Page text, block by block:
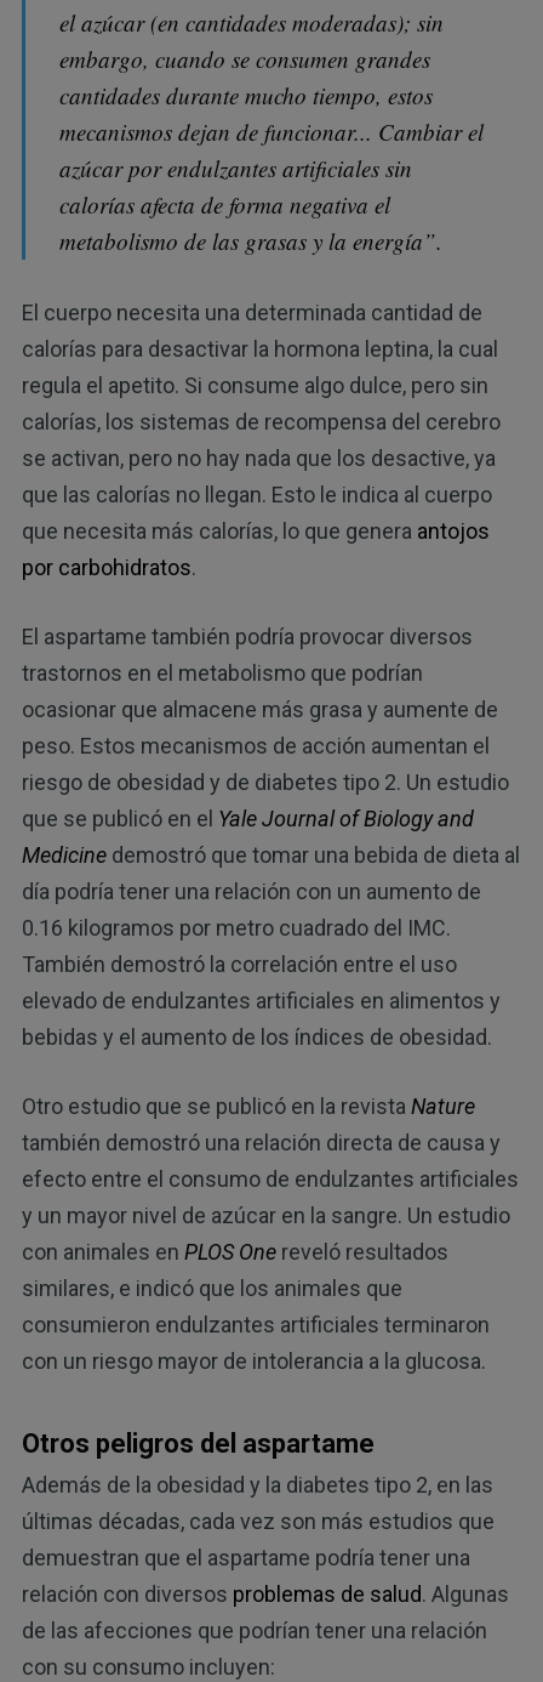
el azúcar (en cantidades moderadas); sin
embargo, cuando se consumen grandes
cantidades durante mucho tiempo, estos
mecanismos dejan de funcionar... Cambiar el
azúcar por endulzantes artificiales sin
calorías afecta de forma negativa el
metabolismo de las grasas y la energía”.
El cuerpo necesita una determinada cantidad de
calorías para desactivar la hormona leptina, la cual
regula el apetito. Si consume algo dulce, pero sin
calorías, los sistemas de recompensa del cerebro
se activan, pero no hay nada que los desactive, ya
que las calorías no llegan. Esto le indica al cuerpo
que necesita más calorías, lo que genera antojos
por carbohidratos.
El aspartame también podría provocar diversos
trastornos en el metabolismo que podrían
ocasionar que almacene más grasa y aumente de
peso. Estos mecanismos de acción aumentan el
riesgo de obesidad y de diabetes tipo 2. Un estudio
que se publicó en el Yale Journal of Biology and
Medicine demostró que tomar una bebida de dieta al
día podría tener una relación con un aumento de
0.16 kilogramos por metro cuadrado del IMC.
También demostró la correlación entre el uso
elevado de endulzantes artificiales en alimentos y
bebidas y el aumento de los índices de obesidad.
Otro estudio que se publicó en la revista Nature
también demostró una relación directa de causa y
efecto entre el consumo de endulzantes artificiales
y un mayor nivel de azúcar en la sangre. Un estudio
con animales en PLOS Onereveló resultados
similares, e indicó que los animales que
consumieron endulzantes artificiales terminaron
con un riesgo mayor de intolerancia a la glucosa.
Otros peligros del aspartame
Además de la obesidad y la diabetes tipo 2, en las
últimas décadas, cada vez son más estudios que
demuestran que el aspartame podría tener una
relación con diversos problemas de salud. Algunas
de las afecciones que podrían tener una relación
con su consumo incluyen: